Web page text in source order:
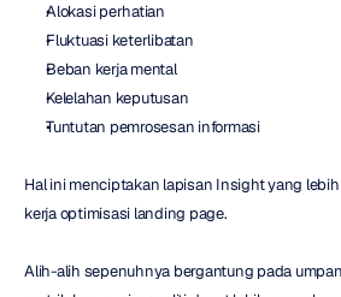
Alokasi perhatian
Fluktuasi keterlibatan
Beban kerja mental
Kelelahan keputusan
Tuntutan pemrosesan informasi
Hal ini menciptakan lapisan Insight yang
kerja optimisasi landing page.
Alih-alih sepenuhnya bergantung pada